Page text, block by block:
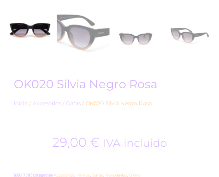
OK020 Silvia Negro Rosa
Inicio / Accesorios / Gafas / OK020 Silvia Negro Rosa
29,00 € IVA incluido
SKU 7383Categories Accesorios, Firmas, Gafas, Novedades, Okkia